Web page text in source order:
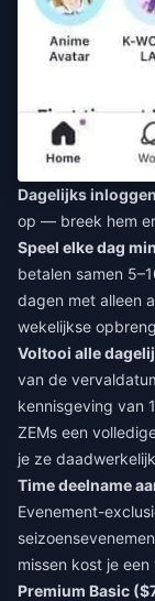
Dagelijks
op — breek hem
Speel elke dag
betalen samen
dagen met alleen
wekelijkse
Voltooi alle
van de
kennisgeving van
ZEMs een
je ze
Time deelname
Evenement-
missen kost je
Premium Basic